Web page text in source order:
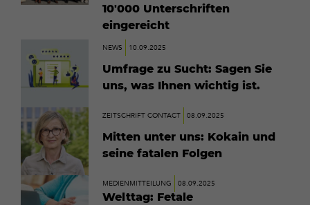
10'000 Unterschriften
eingereicht
NEWS 10.09.2025
Umfrage zu Sucht: Sagen Sie
uns, was Ihnen wichtig ist.
Mehr
erfahren
ZEITSCHRIFT CONTACT 08.09.2025
Mitten unter uns: Kokain und
seine fatalen Folgen
Mehr
erfahren
MEDIENMITTEILUNG 08.09.2025
Welttag: Fetale
Mehr
erfahren